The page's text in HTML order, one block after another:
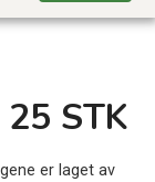
STK
er laget av